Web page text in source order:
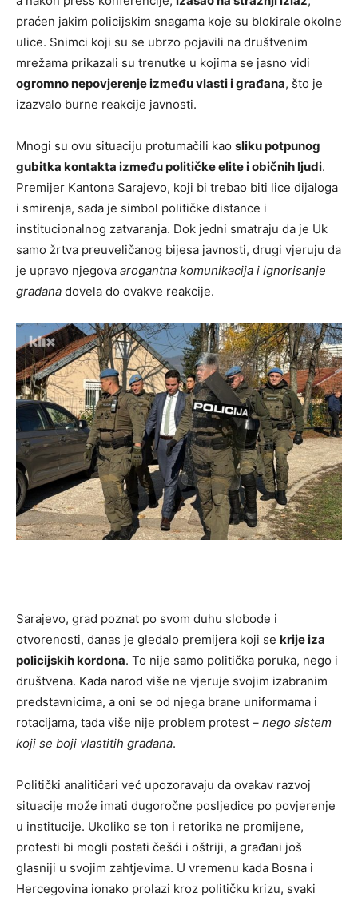
praćen jakim policijskim snagama koje su blokirale okolne
ulice. Snimci koji su se ubrzo pojavili na društvenim
mrežama prikazali su trenutke u kojima se jasno vidi
ogromno nepovjerenje između vlasti i građana, što je
izazvalo burne reakcije javnosti.
Mnogi su ovu situaciju protumačili kao sliku potpunog
gubitka kontakta između političke elite i običnih ljudi.
Premijer Kantona Sarajevo, koji bi trebao biti lice dijaloga
i smirenja, sada je simbol političke distance i
institucionalnog zatvaranja. Dok jedni smatraju da je Uk
samo žrtva preuveličanog bijesa javnosti, drugi vjeruju da
je upravo njegova arogantna komunikacija i ignorisanje
građana dovela do ovakve reakcije.
Sarajevo, grad poznat po svom duhu slobode i
otvorenosti, danas je gledalo premijera koji se krije iza
policijskih kordona. To nije samo politička poruka, nego i
društvena. Kada narod više ne vjeruje svojim izabranim
predstavnicima, a oni se od njega brane uniformama i
rotacijama, tada više nije problem protest – nego sistem
koji se boji vlastitih građana.
Politički analitičari već upozoravaju da ovakav razvoj
situacije može imati dugoročne posljedice po povjerenje
u institucije. Ukoliko se ton i retorika ne promijene,
protesti bi mogli postati češći i oštriji, a građani još
glasniji u svojim zahtjevima. U vremenu kada Bosna i
Hercegovina ionako prolazi kroz političku krizu, svaki